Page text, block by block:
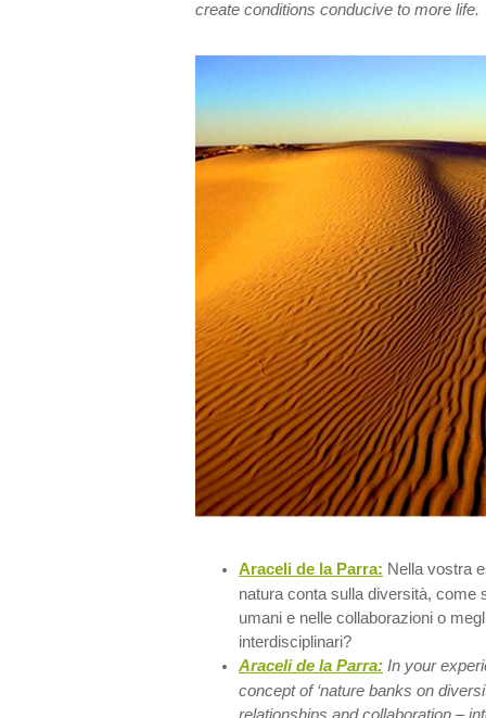
create conditions conducive to more life.
Araceli de la Parra: Nella vostra
natura conta sulla diversità, come
umani e nelle collaborazioni o
interdisciplinari?
Araceli de la Parra: In your
concept of ‘nature banks on
relationships and collaboration –